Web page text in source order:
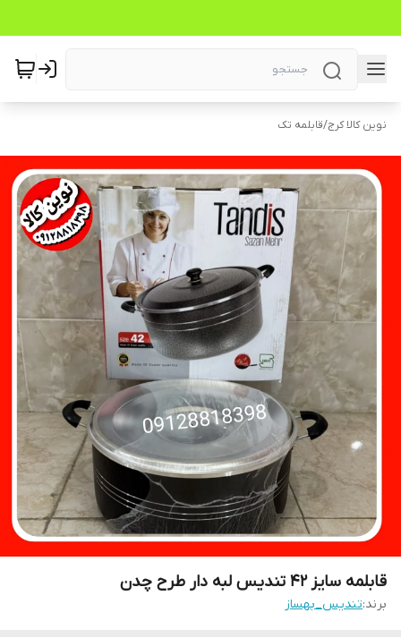
نوین کالا کرج/قابلمه تک
قابلمه سایز ۴۲ تندیس لبه دار طرح چدن
برند:تندیس_بهساز